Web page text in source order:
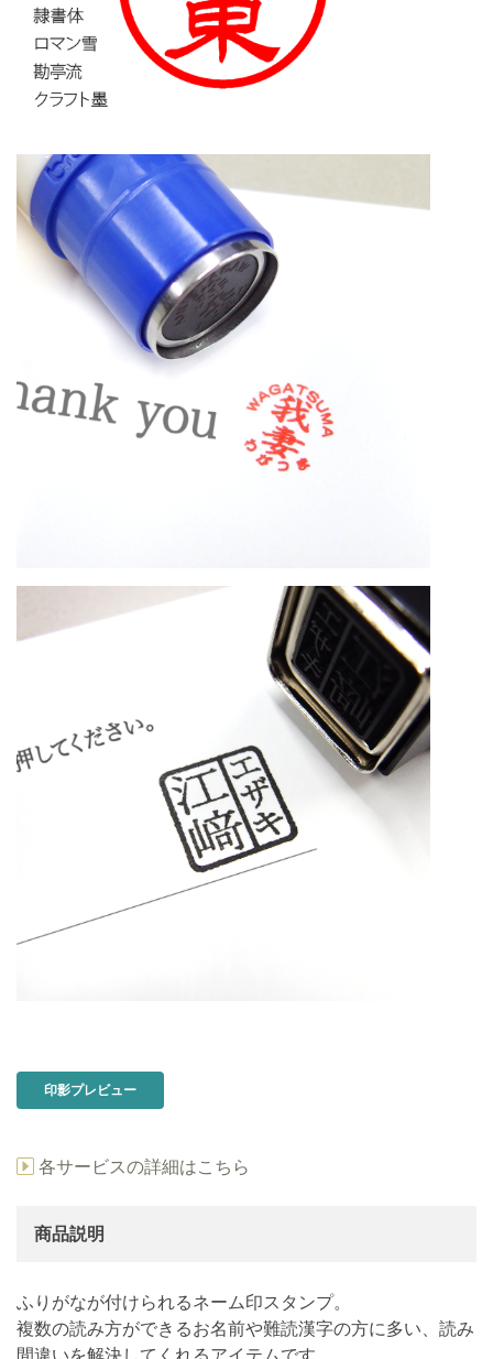
印影プレビュー
各サービスの詳細はこちら
商品説明
ふりがなが付けられるネーム印スタンプ。
複数の読み方ができるお名前や難読漢字の方に多い、読み
間違いを解決してくれるアイテムです。